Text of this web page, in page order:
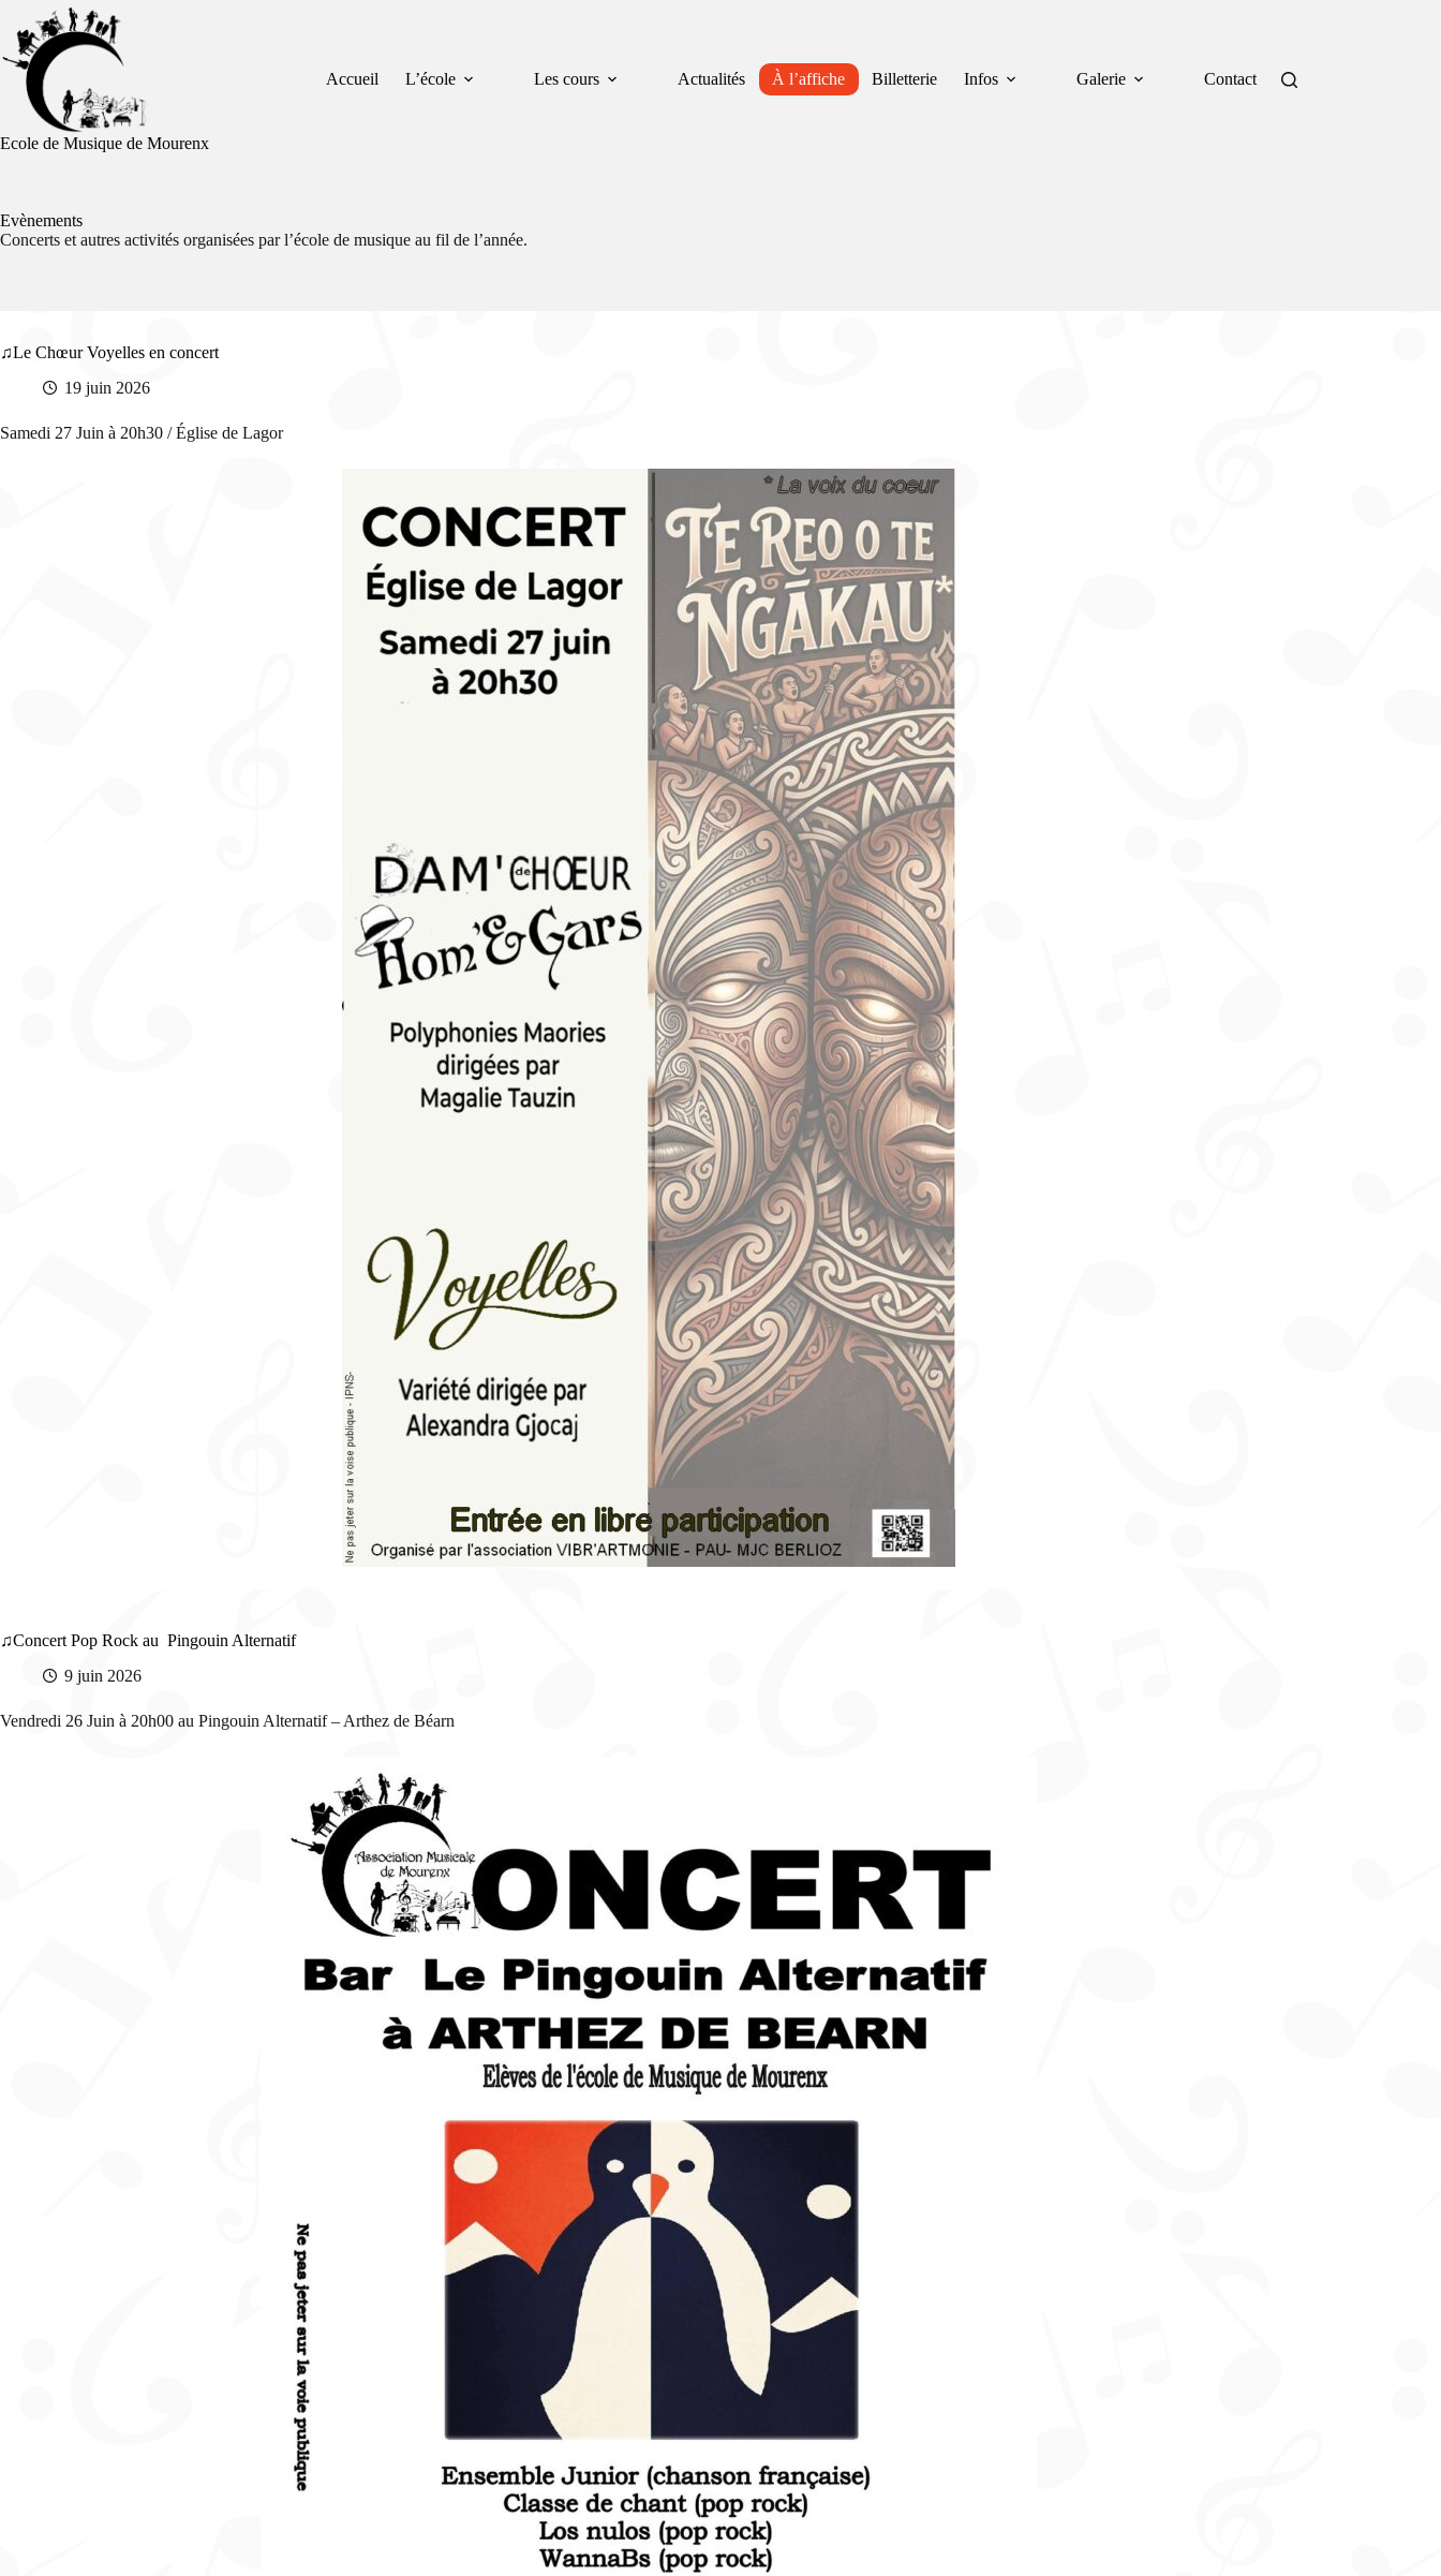
contenu
Ecole de Musique de Mourenx
Accueil L’école Les cours Actualités À l’affiche Billetterie Infos Galerie Contact
Evènements
Concerts et autres activités organisées par l’école de musique au fil de l’année.
Le Chœur Voyelles en concert
19 juin 2026
Samedi 27 Juin à 20h30 / Église de Lagor
Concert Pop Rock au Pingouin Alternatif
9 juin 2026
Vendredi 26 Juin à 20h00 au Pingouin Alternatif – Arthez de Béarn